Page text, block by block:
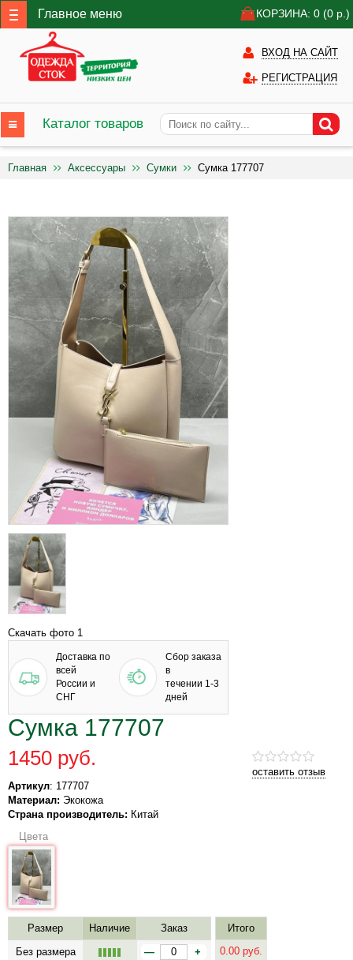
Главное меню КОРЗИНА: 0 (0 р.)
ВХОД НА САЙТ
РЕГИСТРАЦИЯ
Каталог товаров
Главная Аксессуары Сумки Сумка 177707
Скачать фото 1
Доставка по
всей
России и
СНГ
Сбор заказа
в
течении 1-3
дней
Сумка 177707
оставить отзыв
1450 руб.
Артикул: 177707
Материал: Экокожа
Страна производитель: Китай
Цвета
Размер Наличие
Заказ
Без размера
— +
Итого
0.00 руб.